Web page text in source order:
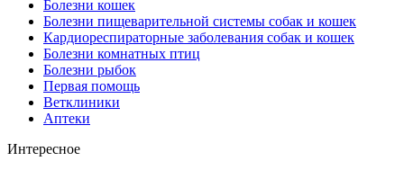
Болезни кошек
Болезни пищеварительной системы собак и кошек
Кардиореспираторные заболевания собак и кошек
Болезни комнатных птиц
Болезни рыбок
Первая помощь
Ветклиники
Аптеки
Интересное